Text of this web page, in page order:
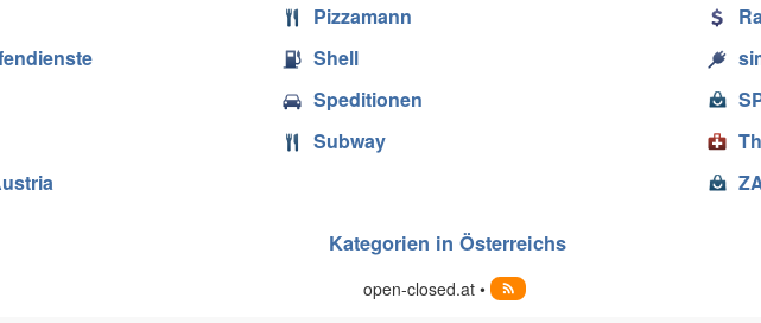
Pizzamann
Shell
Speditionen
Subway
Kategorien in Österreichs
open-closed.at •